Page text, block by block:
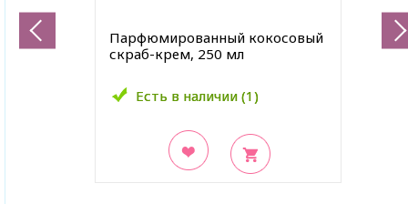
Парфюмированный кокосовый
скраб-крем, 250 мл
Есть в наличии (1)
Есть в наличии (1)